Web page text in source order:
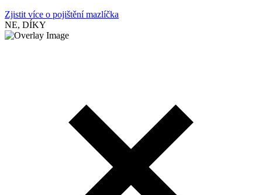
Zjistit více o pojištění mazlíčka
NE, DÍKY